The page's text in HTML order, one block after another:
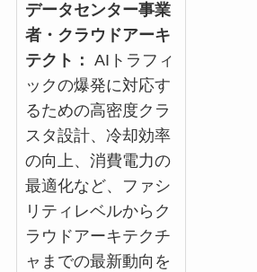
データセンター事業
者・クラウドアーキ
テクト： AIトラフィ
ックの爆発に対応す
るための高密度クラ
スタ設計、冷却効率
の向上、消費電力の
最適化など、ファシ
リティレベルからク
ラウドアーキテクチ
ャまでの最新動向を